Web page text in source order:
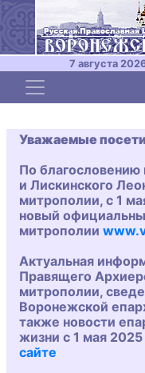
7 августа
Toggle
Уважаемые
По
и Лискинского
митрополии, с 1
новый
митрополии
Актуальная
Правящего
митрополии,
Воронежской
также новости
жизни с 1 мая
сайте